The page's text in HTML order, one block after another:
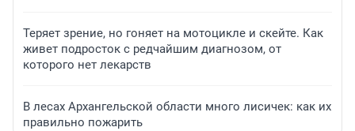
Теряет зрение, но гоняет на мотоцикле и скейте. Как
живет подросток с редчайшим диагнозом, от
которого нет лекарств
В лесах Архангельской области много лисичек: как их
правильно пожарить